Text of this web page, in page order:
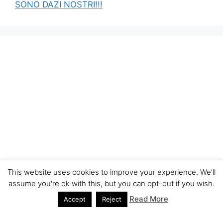
SONO DAZI NOSTRI!!!
This website uses cookies to improve your experience. We'll
assume you're ok with this, but you can opt-out if you wish.
Accept Reject Read More